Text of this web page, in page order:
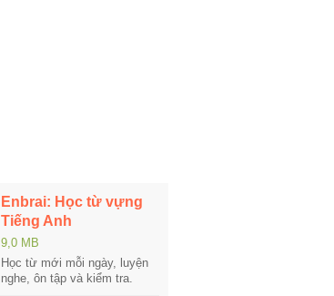
Enbrai: Học từ vựng
Tiếng Anh
9,0 MB
Học từ mới mỗi ngày, luyện
nghe, ôn tập và kiểm tra.